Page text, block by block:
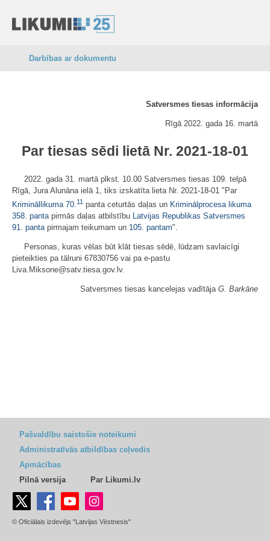
Darbības ar dokumentu
Satversmes tiesas informācija
Rīgā 2022. gada 16. martā
Par tiesas sēdi lietā Nr. 2021-18-01
2022. gada 31. martā plkst. 10.00 Satversmes tiesas 109. telpā
Rīgā, Jura Alunāna ielā 1, tiks izskatīta lieta Nr. 2021-18-01 "Par
Krimināllikuma 70.11 panta ceturtās daļas un Kriminālprocesa likuma
358. pantapirmās daļas atbilstību Latvijas Republikas Satversmes
91. pantapirmajam teikumam un 105. pantam".
Personas, kuras vēlas būt klāt tiesas sēdē, lūdzam savlaicīgi
pieteikties pa tālruni 67830756 vai pa e-pastu
Liva.Miksone@satv.tiesa.gov.lv.
Satversmes tiesas kancelejas vadītāja G. Barkāne
Pašvaldību saistošie noteikumi
Administratīvās atbildības ceļvedis
Apmācības
Pilnā versija
Par Likumi.lv
© Oficiālais izdevējs "Latvijas Vēstnesis"